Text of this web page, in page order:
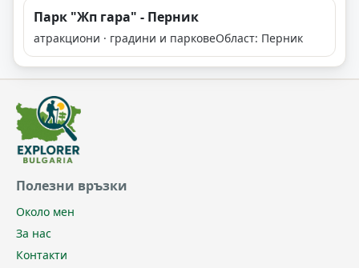
Парк "Жп гара" - Перник
атракциони · градини и парковеОбласт: Перник
Полезни връзки
Около мен
За нас
Контакти